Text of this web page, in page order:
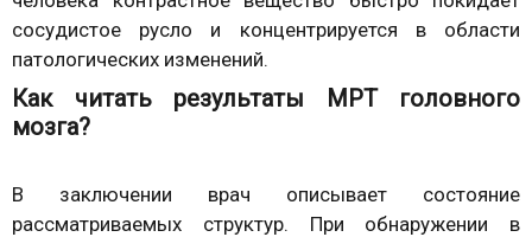
сосудистое русло и концентрируется в области
патологических изменений.
Как читать результаты МРТ головного
мозга?
В заключении врач описывает состояние
рассматриваемых структур. При обнаружении в